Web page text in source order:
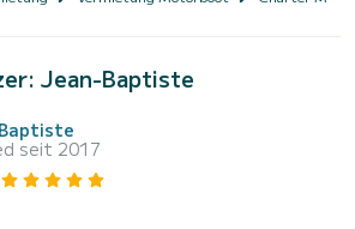
Jean-Baptiste
seit 2017